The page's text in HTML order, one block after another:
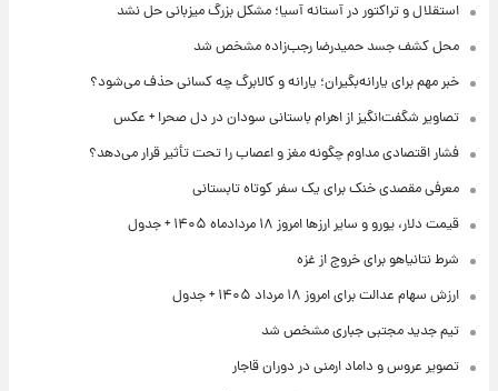
استقلال و تراکتور در آستانه آسیا؛ مشکل بزرگ میزبانی حل نشد
محل کشف جسد حمیدرضا رجب‌زاده مشخص شد
خبر مهم برای یارانه‌بگیران؛ یارانه و کالابرگ چه کسانی حذف می‌شود؟
تصاویر شگفت‌انگیز از اهرام باستانی سودان در دل صحرا + عکس
فشار اقتصادی مداوم چگونه مغز و اعصاب را تحت تأثیر قرار می‌دهد؟
معرفی مقصدی خنک برای یک سفر کوتاه تابستانی
قیمت دلار، یورو و سایر ارزها امروز ۱۸ مردادماه ۱۴۰۵ + جدول
شرط نتانیاهو برای خروج از غزه
ارزش سهام عدالت برای امروز ۱۸ مرداد ۱۴۰۵ + جدول
تیم جدید مجتبی جباری مشخص شد
تصویر عروس و داماد ارمنی در دوران قاجار